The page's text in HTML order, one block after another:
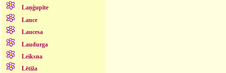
Laņģupīte
Lauce
Laucesa
Laudurga
Leiksna
Lētīža